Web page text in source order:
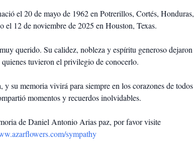
el 20 de mayo de 1962 en Potrerillos, Cortés, Honduras,
el 12 de noviembre de 2025 en Houston, Texas.
querido. Su calidez, nobleza y espíritu generoso dejaron
tuvieron el privilegio de conocerlo.
y su memoria vivirá para siempre en los corazones de todos
momentos y recuerdos inolvidables.
de Daniel Antonio Arias paz, por favor visite
sympathy